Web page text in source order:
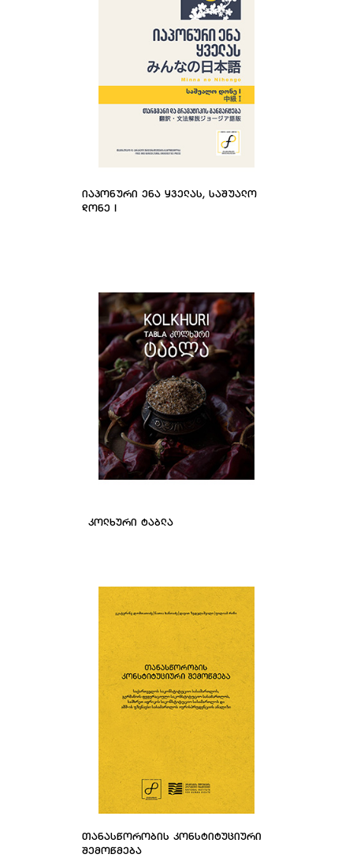
ᲘᲐᲞᲝᲜᲣᲠᲘ ᲔᲜᲐ ᲧᲕᲔᲚᲐᲡ, ᲡᲐᲨᲣᲐᲚᲝ
ᲓᲝᲜᲔ I
ᲙᲝᲚᲮᲣᲠᲘ ᲢᲐᲑᲚᲐ
ᲗᲐᲜᲐᲡᲬᲝᲠᲝᲑᲘᲡ ᲙᲝᲜᲡᲢᲘᲢᲣᲪᲘᲣᲠᲘ
ᲨᲔᲛᲝᲬᲛᲔᲑᲐ